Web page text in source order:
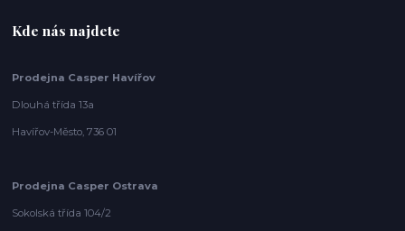
Kde nás najdete
Prodejna Casper Havířov
Dlouhá třída 13a
Havířov-Město, 736 01
Prodejna Casper Ostrava
Sokolská třída 104/2